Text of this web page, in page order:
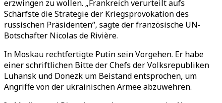
erzwingen zu wollen. „Frankreich verurteilt aufs
Schärfste die Strategie der Kriegsprovokation des
russischen Präsidenten“, sagte der französische UN-
Botschafter Nicolas de Rivière.
In Moskau rechtfertigte Putin sein Vorgehen. Er habe
einer schriftlichen Bitte der Chefs der Volksrepubliken
Luhansk und Donezk um Beistand entsprochen, um
Angriffe von der ukrainischen Armee abzuwehren.